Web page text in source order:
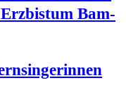
Erz­bis­tum Bam­